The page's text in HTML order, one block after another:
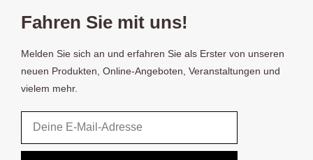
Fahren Sie mit uns!
Melden Sie sich an und erfahren Sie als Erster von unseren
neuen Produkten, Online-Angeboten, Veranstaltungen und
vielem mehr.